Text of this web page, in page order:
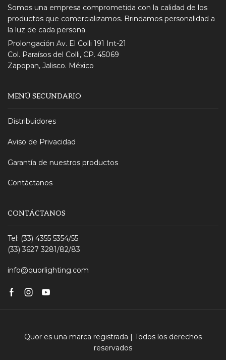
Somos una empresa comprometida con la calidad de los
productos que comercializamos. Brindamos personalidad a
la luz de cada persona.
Prolongación Av. El Colli 191 Int-21
Col. Paraísos del Colli, CP. 45069
Zapopan, Jalisco. México
MENÚ SECUNDARIO
Distribuidores
Aviso de Privacidad
Garantía de nuestros productos
Contáctanos
CONTÁCTANOS
Tel: (33) 4355 5354/55
(33) 3627 3281/82/83
info@quorlighting.com
Facebook
Instagram
Youtube
Quor es una marca registrada | Todos los derechos
reservados